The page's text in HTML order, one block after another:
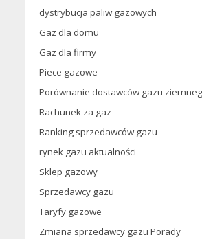
dystrybucja paliw gazowych
Gaz dla domu
Gaz dla firmy
Piece gazowe
Porównanie dostawców gazu
Rachunek za gaz
Ranking sprzedawców gazu
rynek gazu aktualności
Sklep gazowy
Sprzedawcy gazu
Taryfy gazowe
Zmiana sprzedawcy gazu Porady